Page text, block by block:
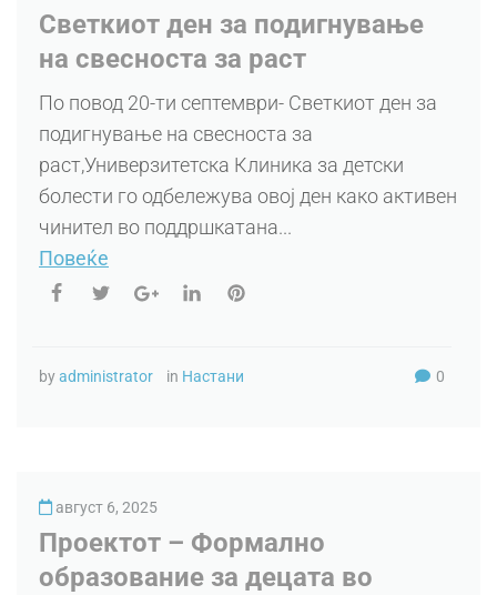
Светкиот ден за подигнување
на свесностa зa pacт
По повод 20-ти септември- Светкиот ден за
подигнување на свесностa зa
pacт,Универзитетска Клиника за детски
болести го одбележува овој ден како активен
чинител во поддршкатана...
Повеќе
byadministrator in Настани 0
август 6, 2025
Проектот – Формално
образование за децата во